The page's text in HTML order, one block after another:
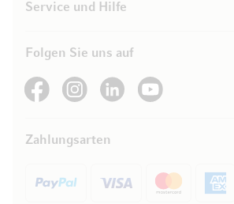
Service und Hilfe
Folgen Sie uns auf
See our FacebookSee our Instagram account
See our LinkedInSee our YouTube channel
Zahlungsarten